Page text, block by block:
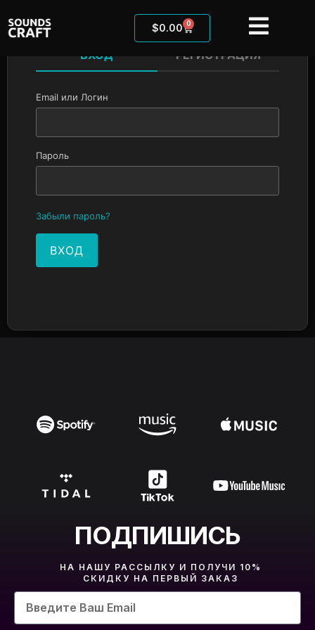
$0.00 0
ВХОД РЕГИСТРАЦИЯ
Email или Логин
Пароль
Забыли пароль?
ВХОД
ПОДПИШИСЬ
НА НАШУ РАССЫЛКУ И ПОЛУЧИ 10%
СКИДКУ НА ПЕРВЫЙ ЗАКАЗ